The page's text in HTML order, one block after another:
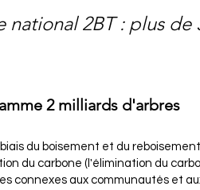
2BT : plus
2 milliards d'arbres
du boisement et du reboisement
du carbone (l'élimination du
connexes aux communautés et